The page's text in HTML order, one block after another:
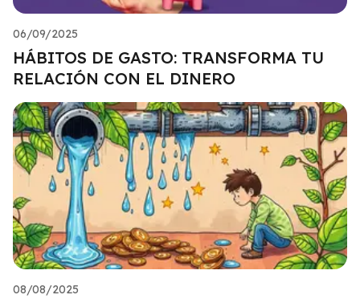
06/09/2025
HÁBITOS DE GASTO: TRANSFORMA TU
RELACIÓN CON EL DINERO
08/08/2025